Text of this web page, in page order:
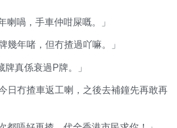
喇喎，手車仲咁屎嘅。」
幾年啫，但冇揸過吖嘛。」
真係衰過P牌。」
日冇揸車返工喇，之後去補鐘先再敢再